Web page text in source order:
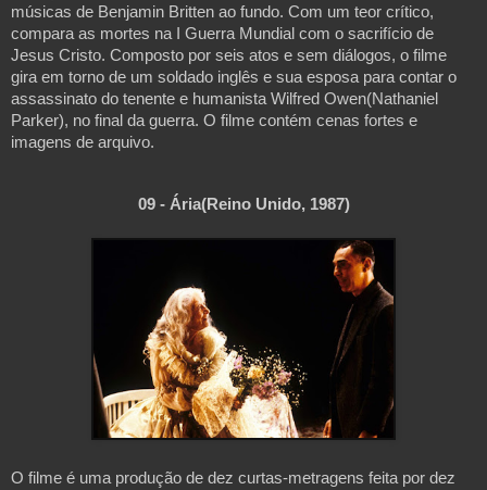
músicas de Benjamin Britten ao fundo. Com um teor crítico,
compara as mortes na I Guerra Mundial com o sacrifício de
Jesus Cristo. Composto por seis atos e sem diálogos, o filme
gira em torno de um soldado inglês e sua esposa para contar o
assassinato do tenente e humanista Wilfred Owen(Nathaniel
Parker), no final da guerra. O filme contém cenas fortes e
imagens de arquivo.
09 - Ária(Reino Unido, 1987)
O filme é uma produção de dez curtas-metragens feita por dez